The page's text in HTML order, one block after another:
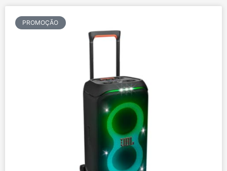
PROMOÇÃO